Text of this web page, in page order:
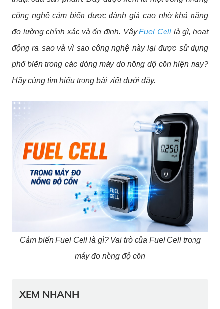
công nghệ cảm biến được đánh giá cao nhờ khả năng
đo lường chính xác và ổn định. VậyFuel Cell là gì, hoạt
động ra sao và vì sao công nghệ này lại được sử dụng
phổ biến trong các dòng máy đo nồng độ cồn hiện nay?
Hãy cùng tìm hiểu trong bài viết dưới đây.
Cảm biến Fuel Cell là gì? Vai trò của Fuel Cell trong
máy đo nồng độ cồn
XEM NHANH